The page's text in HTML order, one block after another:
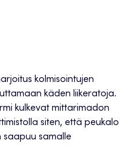
kolmisointujen
käden liikeratoja.
kulkevat mittarimadon
siten, että peukalo
saapuu samalle